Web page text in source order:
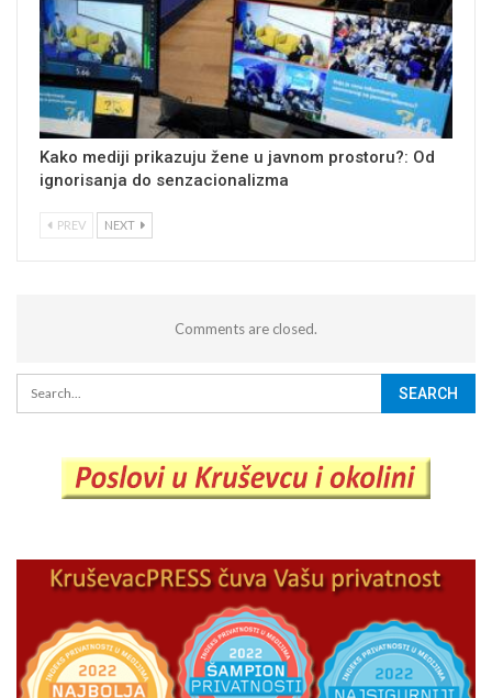
Kako mediji prikazuju žene u javnom prostoru?: Od
ignorisanja do senzacionalizma
PREV NEXT
Comments are closed.